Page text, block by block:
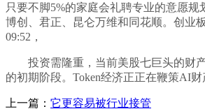
只要不脚5%的家庭会礼聘专业的意愿
博创、君正、昆仑万维和同花顺。创业
09:52，
投资需隆重，当前美股七巨头的财产
的初期阶段。Token经济正正在鞭策AI
上一篇： 它更容易被行业接管